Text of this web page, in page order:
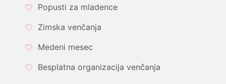
Popusti za mladence
Zimska venčanja
Medeni mesec
Besplatna organizacija venčanja